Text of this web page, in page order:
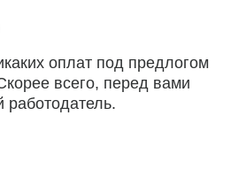
оплат под предлогом
всего, перед вами
работодатель.